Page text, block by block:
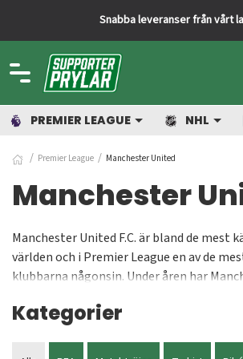
Snabba leveranser från vårt
PREMIER LEAGUE NHL
Premier League Manchester United
Manchester
Manchester United F.C. är bland de mest
världen och i Premier League en av de
klubbarna någonsin. Under åren har
League flera gånger. Du som håller med
suppporter-shop massor av United-
Kategorier